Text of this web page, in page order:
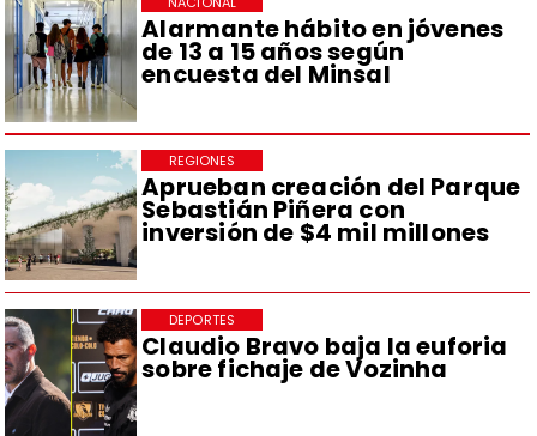
Alarmante hábito en jóvenes
de 13 a 15 años según
encuesta del Minsal
Aprueban creación del Parque
Sebastián Piñera con
inversión de $4 mil millones
REGIONES
Claudio Bravo baja la euforia
sobre fichaje de Vozinha
DEPORTES